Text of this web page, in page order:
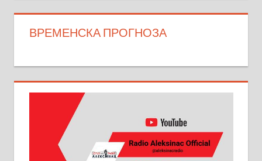
ВРЕМЕНСКА ПРОГНОЗА